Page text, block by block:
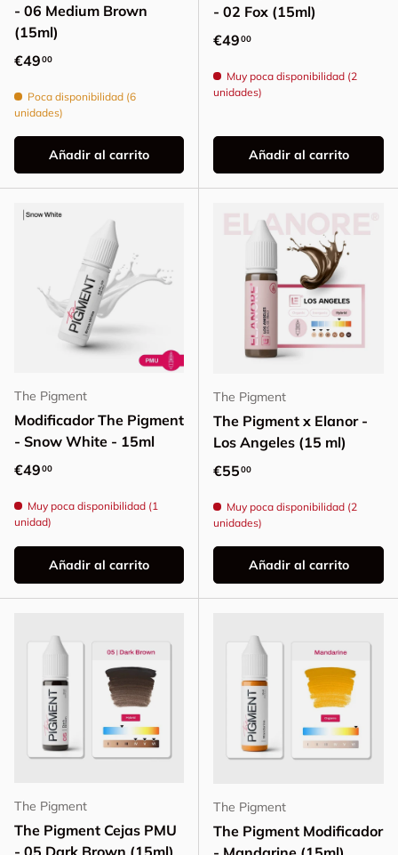
- 06 Medium Brown
(15ml)
Precio normal
€4900
Poca disponibilidad (6
unidades)
Añadir al carrito
- 02 Fox (15ml)
Precio normal
€4900
Muy poca disponibilidad (2
unidades)
Añadir al carrito
The Pigment
Modificador The Pigment
- Snow White - 15ml
Precio normal
€4900
Muy poca disponibilidad (1
unidad)
Añadir al carrito
The Pigment
The Pigment x Elanor -
Los Angeles (15 ml)
Precio normal
€5500
Muy poca disponibilidad (2
unidades)
Añadir al carrito
The Pigment
The Pigment Cejas PMU
The Pigment
The Pigment Modificador